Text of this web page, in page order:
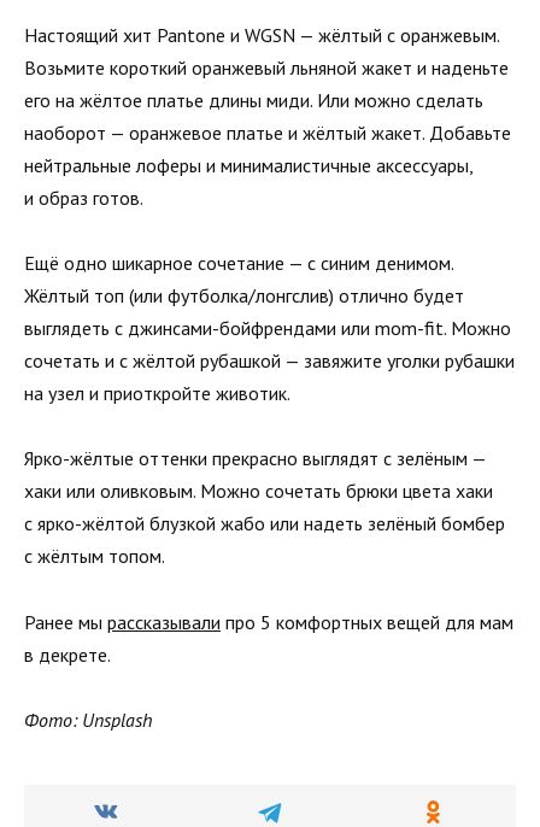
Настоящий хит Pantone и WGSN — жёлтый с оранжевым.
Возьмите короткий оранжевый льняной жакет и наденьте
его на жёлтое платье длины миди. Или можно сделать
наоборот — оранжевое платье и жёлтый жакет. Добавьте
нейтральные лоферы и минималистичные аксессуары,
и образ готов.
Ещё одно шикарное сочетание — с синим денимом.
Жёлтый топ (или футболка/лонгслив) отлично будет
выглядеть с джинсами-бойфрендами или mom-fit. Можно
сочетать и с жёлтой рубашкой — завяжите уголки рубашки
на узел и приоткройте животик.
Ярко-жёлтые оттенки прекрасно выглядят с зелёным —
хаки или оливковым. Можно сочетать брюки цвета хаки
с ярко-жёлтой блузкой жабо или надеть зелёный бомбер
с жёлтым топом.
Ранее мы рассказывали про 5 комфортных вещей для мам
в декрете.
Фото: Unsplash